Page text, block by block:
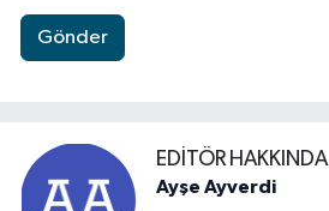
Gönder
EDITÖR HAKKINDA
Ayşe Ayverdi